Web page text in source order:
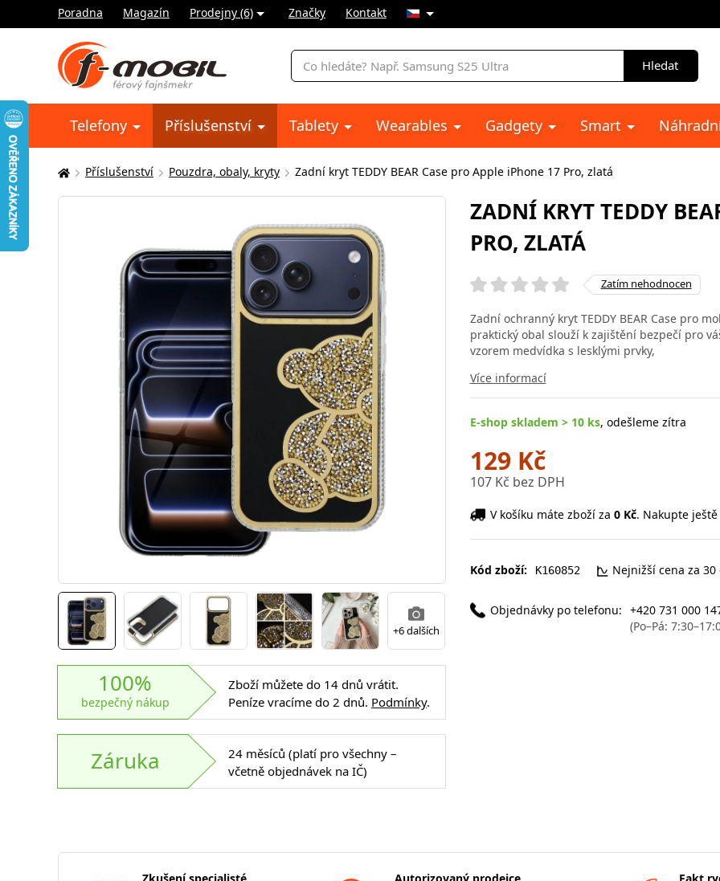
Poradna Magazín Prodejny (6) Značky Kontakt
Vyhledávání
Hledat
Telefony Příslušenství Tablety Wearables Gadgety Smart
Zde
se
Příslušenství Pouzdra, obaly, kryty Zadní kryt TEDDY BEAR Case pro Apple iPhone 17 Pro, zlatá
+6 dalších
100%
bezpečný nákup
Zboží můžete do 14 dnů vrátit.
Peníze vracíme do 2 dnů. Podmínky.
Záruka
24 měsíců (platí pro všechny –
včetně objednávek na IČ)
ZADNÍ KRYT TEDDY
PRO, ZLATÁ
Zatím nehodnocen
Zadní ochranný kryt TEDDY BEAR Case pro
praktický obal slouží k zajištění bezpečí pro
vzorem medvídka s lesklými prvky,
Více informací
E-shop skladem > 10 ks, odešleme zítra
129 Kč
107 Kč bez DPH
V košíku máte zboží za 0 Kč. Nakupte ještě
Kód zboží: K160852 Nejnižší cena za 30
Objednávky po telefonu: +420 731 000
(Po–Pá: